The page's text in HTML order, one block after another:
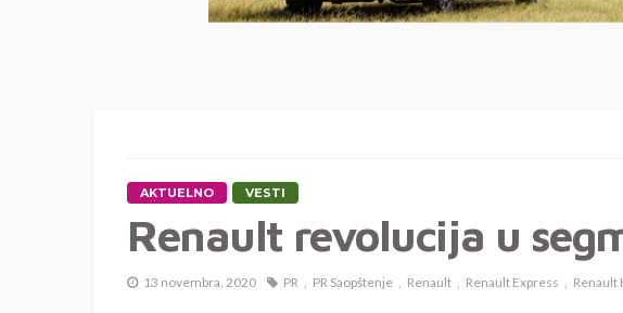
AKTUELNO VESTI
Renault revolucija u
13 novembra, 2020 PR PR Saopštenje Renault Renault Express Renault